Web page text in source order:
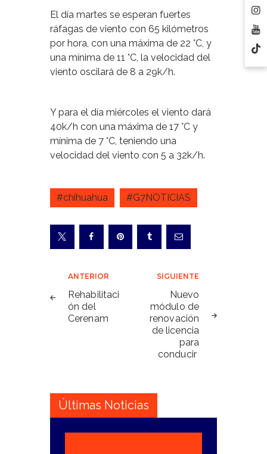
El día martes se esperan fuertes
ráfagas de viento con 65 kilómetros
por hora, con una máxima de 22 °C, y
una mínima de 11 °C, la velocidad del
viento oscilará de 8 a 29k/h.
Y para el día miércoles el viento dará
40k/h con una máxima de 17 °C y
mínima de 7 °C, teniendo una
velocidad del viento con 5 a 32k/h.
#chihuahua #G7NOTICIAS
Navegación
de
entradas
ANTERIOR
Rehabilitaci
ón del
Cerenam
SIGUIENTE
Nuevo
módulo de
renovación
de licencia
para
conducir
Últimas Noticias